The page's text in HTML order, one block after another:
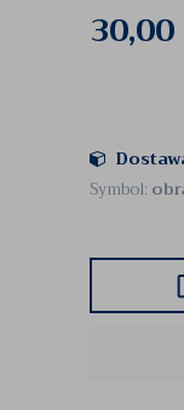
30,00
Symbol: